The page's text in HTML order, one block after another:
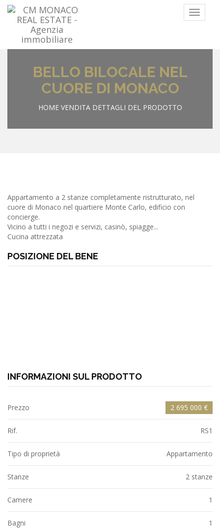
Menu
BELLO BILOCALE NEL
CUORE DI MONACO
HOME VENDITA DETTAGLI DEL PRODOTTO
Appartamento a 2 stanze completamente ristrutturato, nel
cuore di Monaco nel quartiere Monte Carlo, edificio con
concierge.
Vicino a tutti i negozi e servizi, casinò, spiagge...
Cucina attrezzata
POSIZIONE DEL BENE
INFORMAZIONI SUL PRODOTTO
Prezzo 2 695 000 €
Rif. RS1
Tipo di proprietà Appartamento
Stanze 2 stanze
Camere 1
Bagni 1